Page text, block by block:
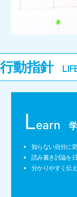
行動指針
Learn
知らない自分に気
読み書き討論を
分かりやすく伝え